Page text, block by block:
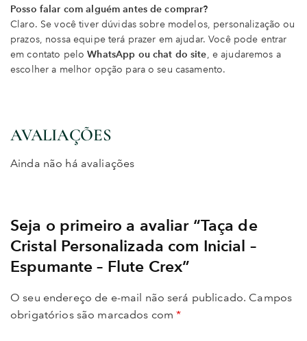
Posso falar com alguém antes de comprar?
Claro. Se você tiver dúvidas sobre modelos, personalização ou
prazos, nossa equipe terá prazer em ajudar. Você pode entrar
em contato peloWhatsApp ou chat do site, e ajudaremos a
escolher a melhor opção para o seu casamento.
AVALIAÇÕES
Ainda não há avaliações
Seja o primeiro a avaliar “Taça de
Cristal Personalizada com Inicial –
Espumante – Flute Crex”
O seu endereço de e-mail não será publicado. Campos
obrigatórios são marcados com*